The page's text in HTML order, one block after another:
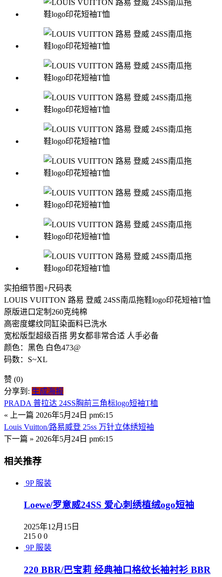
实拍细节图+尺码表
LOUIS VUITTON 路易 登威 24SS南瓜拖鞋logo印花短袖T恤
原版进口定制260克纯棉
高密度螺纹同缸染面料已洗水
宽松版型超级百搭 男女都非常合适 人手必备
颜色：黑色 白色473@
码数：S~XL
赞 (0)
分享到: 生成海报
PRADA 普拉达 24SS胸前三角标logo短袖T桖
« 上一篇 2026年5月24日 pm6:15
Louis Vuitton/路易威登 25ss 万针立体绣短袖
下一篇 » 2026年5月24日 pm6:15
相关推荐
9P 服装
Loewe/罗意威24SS 爱心刺绣植绒ogo短袖
2025年12月15日
215 0 0
9P 服装
220 BBR/巴宝莉 经典袖口格纹长袖衬衫 BBR